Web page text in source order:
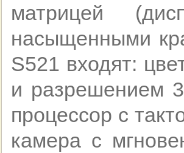
матрицей
насыщенными
S521 входят:
и разрешением
процессор с
камера с